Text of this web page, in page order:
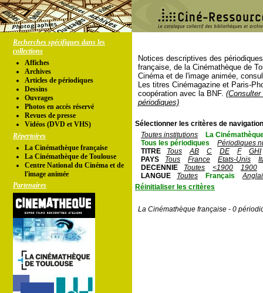
Recherches spécifiques dans les
collections
Affiches
Archives
Articles de périodiques
Dessins
Ouvrages
Photos en accés réservé
Revues de presse
Vidéos (DVD et VHS)
Répertoires
La Cinémathèque française
La Cinémathèque de Toulouse
Centre National du Cinéma et de
l'image animée
Partenaires
Notices descriptives des
française, de la Cinémathèque de
Cinéma et de l'image animée,
Les titres Cinémagazine et Paris-
coopération avec la BNF.
périodiques)
Sélectionner les critères de
Toutes institutions
La
Tous les périodiques
Périodiques
TITRE
Tous AB C DE F
GHI
PAYS
Tous France Etats-Unis
DECENNIE
Toutes <1900
1900
LANGUE
Toutes Français
Réinitialiser les critères
La Cinémathèque française - 0